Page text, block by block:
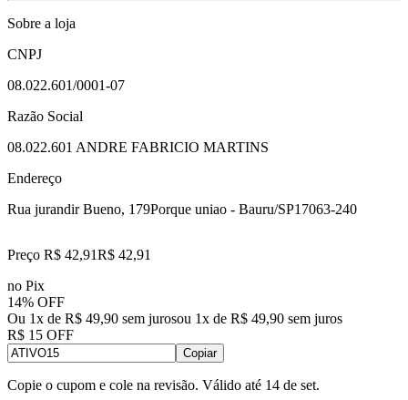
Sobre a loja
CNPJ
08.022.601/0001-07
Razão Social
08.022.601 ANDRE FABRICIO MARTINS
Endereço
Rua jurandir Bueno, 179Porque uniao - Bauru/SP17063-240
Preço R$ 42,91R$ 42,91
no Pix
14% OFF
Ou 1x de R$ 49,90 sem jurosou 1x de R$ 49,90 sem juros
R$ 15 OFF
Copiar
Copie o cupom e cole na revisão. Válido até 14 de set.